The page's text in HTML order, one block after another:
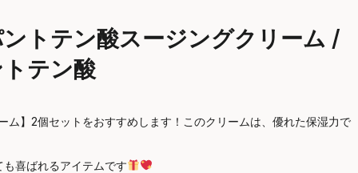
トテン酸スージングクリーム /
テン酸
】2個セットをおすすめします！このクリームは、優れた保湿力で
喜ばれるアイテムです